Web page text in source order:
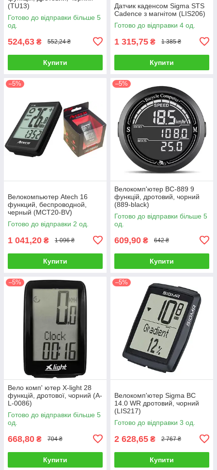
(TU13)
Готово до відправки більше 5
од.
524,63 ₴ 552,24 ₴
Купити
Датчик каденсом Sigma STS
Cadence з магнітом (LIS206)
Готово до відправки 4 од.
1 315,75 ₴ 1 385 ₴
Купити
–5%
Велокомпьютер Atech 16
функций, беспроводной,
черный (MCT20-BV)
Готово до відправки 2 од.
1 041,20 ₴ 1 096 ₴
Купити
–5%
Велокомп'ютер BC-889 9
функцій, дротовий, чорний
(889-black)
Готово до відправки більше 5
од.
609,90 ₴ 642 ₴
Купити
–5%
Вело комп' ютер X-light 28
функцій, дротової, чорний (A-
L-0086)
Готово до відправки більше 5
од.
668,80 ₴ 704 ₴
Купити
–5%
Велокомп'ютер Sigma BC
14.0 WR дротовий, чорний
(LIS217)
Готово до відправки 3 од.
2 628,65 ₴ 2 767 ₴
Купити